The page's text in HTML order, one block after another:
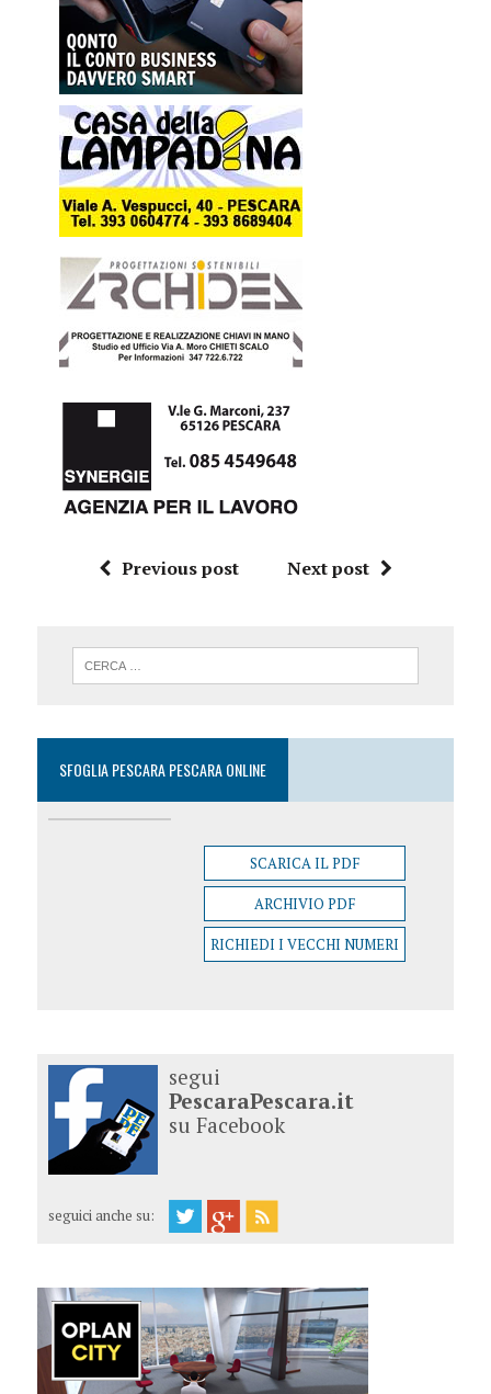
Previous post Next post
SFOGLIA PESCARA PESCARA ONLINE
SCARICA IL PDF
ARCHIVIO PDF
RICHIEDI I VECCHI NUMERI
segui
PescaraPescara.it
su Facebook
seguici anche su: